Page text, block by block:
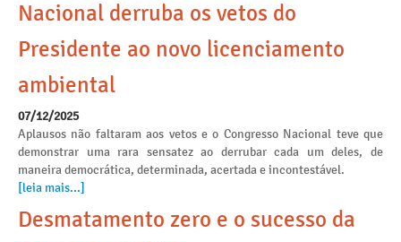
Nacional derruba os vetos do
Presidente ao novo licenciamento
ambiental
07/12/2025
Aplausos não faltaram aos vetos e o Congresso Nacional teve que
demonstrar uma rara sensatez ao derrubar cada um deles, de
maneira democrática, determinada, acertada e incontestável.
[leia mais...]
Desmatamento zero e o sucesso da